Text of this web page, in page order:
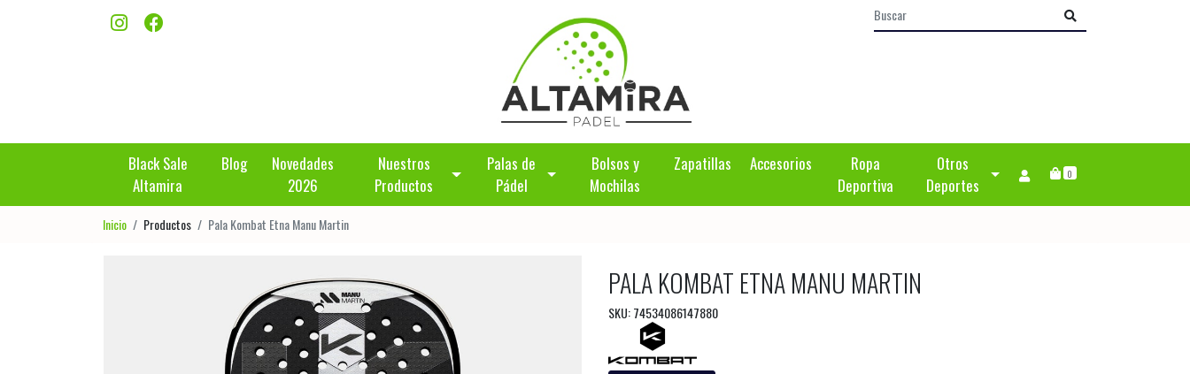
Black Sale
Altamira
Blog
Novedades
2026
Nuestros
Productos
Palas de
Pádel
Bolsos y
Mochilas
Zapatillas Accesorios
Ropa
Deportiva
Otros
Deportes
0
Inicio Productos Pala Kombat Etna Manu Martin
PALA KOMBAT ETNA MANU MARTIN
SKU: 74534086147880